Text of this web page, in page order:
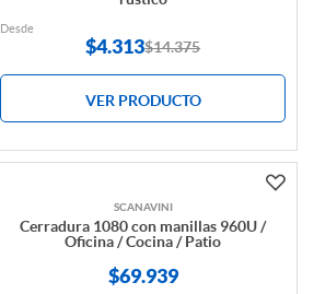
Desde
$4.313$14.375
VER PRODUCTO
SCANAVINI
Cerradura 1080 con manillas 960U /
Oficina / Cocina / Patio
$69.939